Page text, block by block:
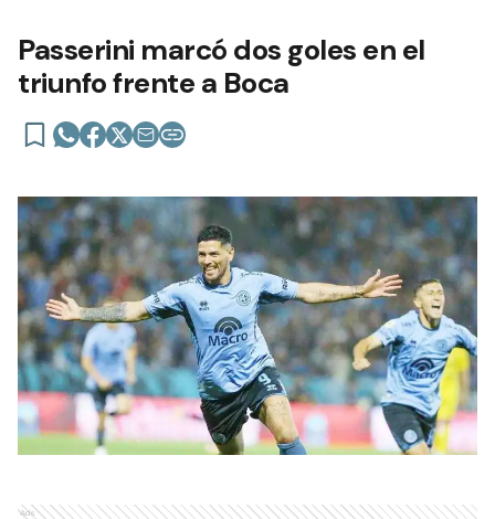
Passerini marcó dos goles en el
triunfo frente a Boca
Ads